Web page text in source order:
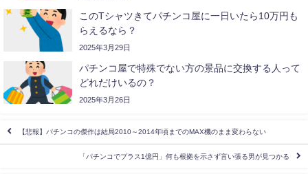
このTシャツきてパチンコ屋に一日いたら10万円も
らえるなら？
2025年3月29日
パチンコ屋で特殊でない方の景品に交換する人って
どれだけいるの？
2025年3月26日
【悲報】パチンコの傑作は結局2010～2014年頃までのMAX機のまま変わらない
「パチンコでプラス1億円」何も根拠を示さず言い張る男が見つかる